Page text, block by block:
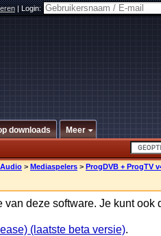
|Login:
downloads Meer
> Mediaspelers > ProgDVB + ProgTV
van deze software. Je kunt ook
(laatste beta versie).